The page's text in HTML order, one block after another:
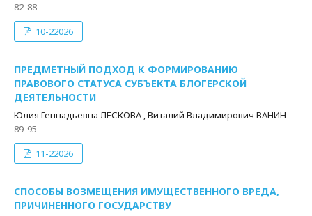
82-88
10-22026
ПРЕДМЕТНЫЙ ПОДХОД К ФОРМИРОВАНИЮ
ПРАВОВОГО СТАТУСА СУБЪЕКТА БЛОГЕРСКОЙ
ДЕЯТЕЛЬНОСТИ
Юлия Геннадьевна ЛЕСКОВА , Виталий Владимирович ВАНИН
89-95
11-22026
СПОСОБЫ ВОЗМЕЩЕНИЯ ИМУЩЕСТВЕННОГО ВРЕДА,
ПРИЧИНЕННОГО ГОСУДАРСТВУ